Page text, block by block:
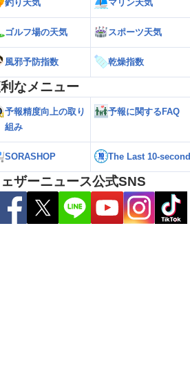
釣り天気 マリン天気
ゴルフ場の天気 スポーツ天気
風邪予防指数 乾燥指数
なメニュー
予報精度向上の取り
組み
予報に関するFAQ
SORASHOP The Last 10-second
ザーニュース公式SNS